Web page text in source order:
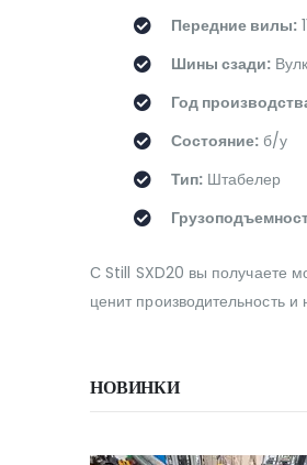
Передние вилы:
Шины сзади:
Год
Состояние: б/у
Тип: Штабелер
С Still SXD20 вы получаете
ценит производительность
НОВИНКИ